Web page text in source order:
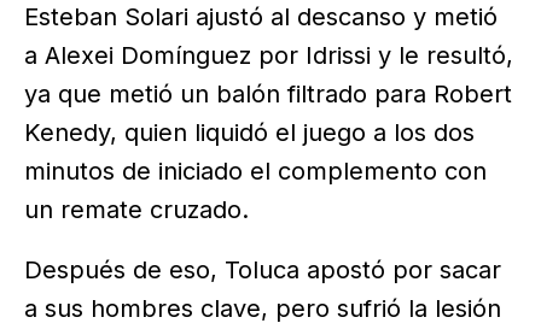
Esteban Solari ajustó al descanso y metió
a Alexei Domínguez por Idrissi y le resultó,
ya que metió un balón filtrado para Robert
Kenedy, quien liquidó el juego a los dos
minutos de iniciado el complemento con
un remate cruzado.
Después de eso, Toluca apostó por sacar
a sus hombres clave, pero sufrió la lesión